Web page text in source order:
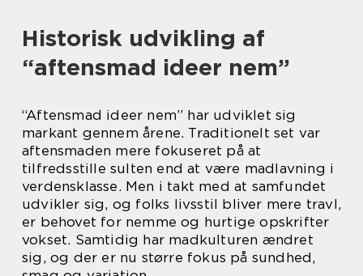
Historisk udvikling af
“aftensmad ideer nem”
“Aftensmad ideer nem” har udviklet sig
markant gennem årene. Traditionelt set var
aftensmaden mere fokuseret på at
tilfredsstille sulten end at være madlavning i
verdensklasse. Men i takt med at samfundet
udvikler sig, og folks livsstil bliver mere travl,
er behovet for nemme og hurtige opskrifter
vokset. Samtidig har madkulturen ændret
sig, og der er nu større fokus på sundhed,